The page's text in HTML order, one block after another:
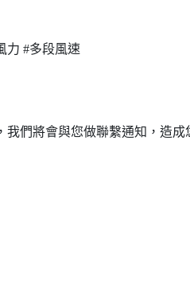
力 #多段風速
們將會與您做聯繫通知，造成